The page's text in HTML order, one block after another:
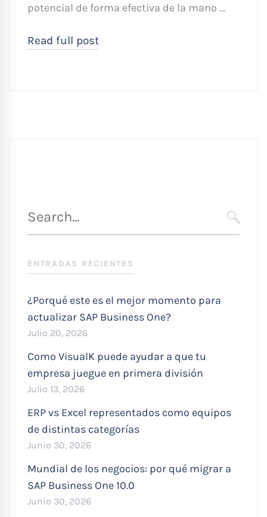
potencial de forma efectiva de la mano …
Read full post
para
ENTRADAS RECIENTES
¿Porqué este es el mejor momento para
actualizar SAP Business One?
Julio 20, 2026
Como VisualK puede ayudar a que tu
empresa juegue en primera división
Julio 13, 2026
ERP vs Excel representados como equipos
de distintas categorías
Junio 30, 2026
Mundial de los negocios: por qué migrar a
SAP Business One 10.0
Junio 30, 2026